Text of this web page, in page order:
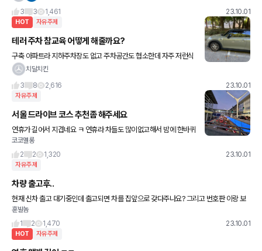
3
3 1,461 23.10.01
HOT 자유주제
테러 주차 참교육 어떻게 해줄까요?
구축 아파트라 지하주차장도 없고 주차공간도 협소한데 자주 저런식
으로 주차 하는 넘이 있는데 참교육 어떻게 해야 할까요? 경비실에 얘
치달치킨
3
8 2,616 23.10.01
자유주제
서울 드라이브 코스 추천좀 해주세요
연휴가 길어서 지겹네요 ㅋ 연휴라 차들도 많이없고해서 밤에 한바퀴
타려는데 코스추천좀해주세요 출발지는 서울 강남입니다 🫡
코코멜롱
2
2 1,320 23.10.01
자유주제
차량 출고후..
현재 신차 출고 대기중인데 출고되면 차를 집앞으로 갖다주나요? 그리고 번호판 이랑 보
험은 어떻게해야 하나요?
훈발놈
1
2 1,470 23.10.01
HOT 자유주제